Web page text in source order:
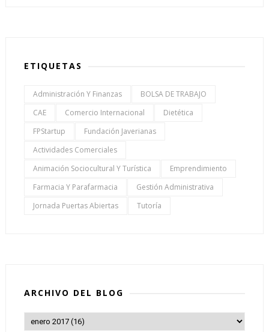
ETIQUETAS
Administración Y Finanzas
BOLSA DE TRABAJO
CAE
Comercio Internacional
Dietética
FPStartup
Fundación Javerianas
Actividades Comerciales
Animación Sociocultural Y Turística
Emprendimiento
Farmacia Y Parafarmacia
Gestión Administrativa
Jornada Puertas Abiertas
Tutoría
ARCHIVO DEL BLOG